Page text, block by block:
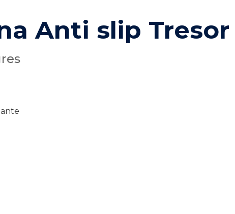
Anti slip Tresor